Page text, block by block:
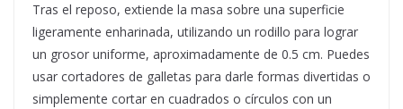
Tras el reposo, extiende la masa sobre una superficie
ligeramente enharinada, utilizando un rodillo para lograr
un grosor uniforme, aproximadamente de 0.5 cm. Puedes
usar cortadores de galletas para darle formas divertidas o
simplemente cortar en cuadrados o círculos con un